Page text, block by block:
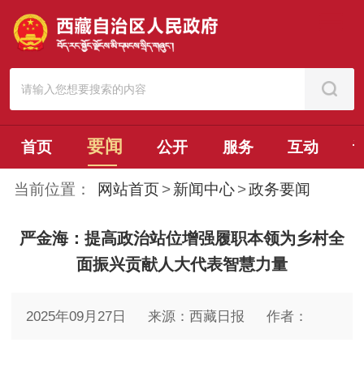
首页 要闻 公开 服务 互动
当前位置： 网站首页 > 新闻中心 >政务要闻
严金海：提高政治站位增强履职本领为乡村全
面振兴贡献人大代表智慧力量
2025年09月27日 来源：西藏日报 作者：